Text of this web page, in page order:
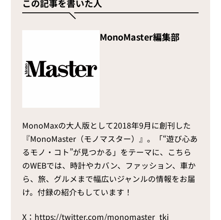
この記事を書いた人
MonoMaster編集部
MonoMaxの大人版として2018年9月に創刊した
『MonoMaster（モノマスター）』。「“遊び心あ
るモノ・コト”が見つかる」をテーマに、こちら
のWEBでは、時計やカバン、ファッション、車か
ら、旅、グルメまで幅広いジャンルの情報をお届
け。付録の紹介もしています！
X： https://twitter.com/monomaster_tkj